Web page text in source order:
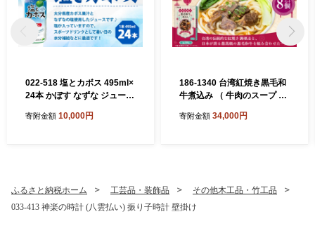
022-518 塩とカボス 495ml×
24本 かぼす なずな ジュース
寄附金額 10,000円
186-1340 台湾紅焼き黒毛和
牛煮込み （ 牛肉のスープ ）
ク にく 牛肉 牛 黒毛和牛 和
寄附金額 34,000円
ふるさと納税ホーム 工芸品・装飾品
その他木工品・竹工品
033-413 神楽の時計 (八雲払い) 振り子時計 壁掛け